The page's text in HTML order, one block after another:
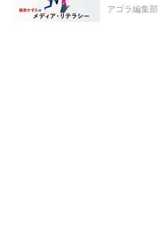
アゴラ編集部